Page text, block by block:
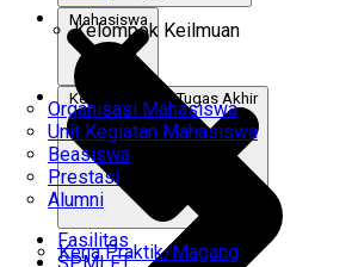
Kelompok Keilmuan
Mahasiswa
Organisasi Mahasiswa
Unit Kegiatan Mahasiswa
Beasiswa
Prestasi
Alumni
Kerja Praktik & Tugas Akhir
Kerja Praktik/Magang
Fasilitas